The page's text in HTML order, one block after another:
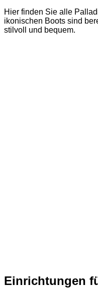
Hier finden Sie alle
ikonischen Boots sind
stilvoll und bequem.
Einrichtungen